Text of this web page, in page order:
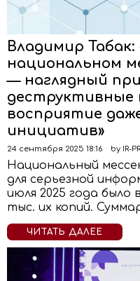
Владимир Табак:
национальном
— наглядный
деструктивные
восприятие
инициатив»
24 сентября 2025 18:16 by IR-
Национальный
для серьезной
июля 2025 года было
тыс. их копий.
ЧИТАТЬ ДАЛЕЕ